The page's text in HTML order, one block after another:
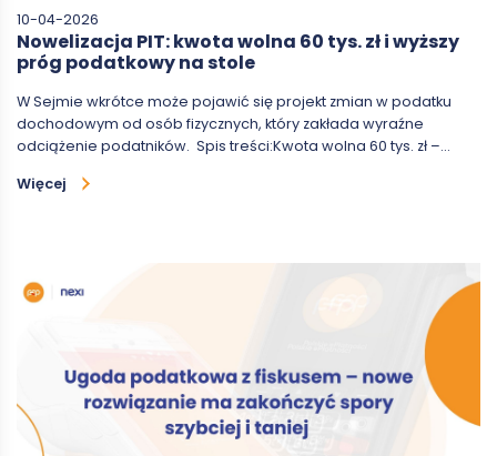
10-04-2026
Nowelizacja PIT: kwota wolna 60 tys. zł i wyższy
próg podatkowy na stole
W Sejmie wkrótce może pojawić się projekt zmian w podatku
dochodowym od osób fizycznych, który zakłada wyraźne
odciążenie podatników. Spis treści:Kwota wolna 60 tys. zł –…
Więcej